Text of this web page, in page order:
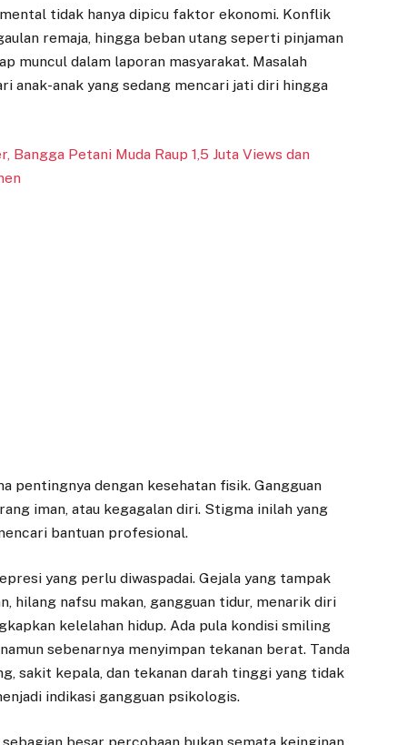
tidak hanya dipicu faktor ekonomi. Konflik
remaja, hingga beban utang seperti pinjaman
muncul dalam laporan masyarakat. Masalah
anak-anak yang sedang mencari jati diri hingga
Bangga Petani Muda Raup 1,5 Juta Views dan
pentingnya dengan kesehatan fisik. Gangguan
iman, atau kegagalan diri. Stigma inilah yang
bantuan profesional.
yang perlu diwaspadai. Gejala yang tampak
hilang nafsu makan, gangguan tidur, menarik diri
kelelahan hidup. Ada pula kondisi smiling
sebenarnya menyimpan tekanan berat. Tanda
sakit kepala, dan tekanan darah tinggi yang tidak
indikasi gangguan psikologis.